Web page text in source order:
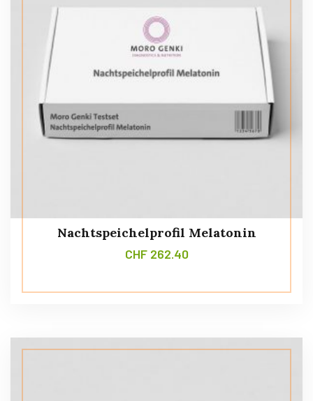
Nachtspeichelprofil Melatonin
CHF262.40